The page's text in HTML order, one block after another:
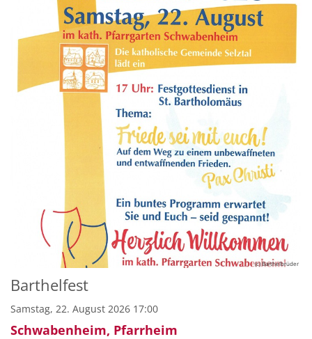
(c) Barthelbrüder
Barthelfest
Samstag, 22. August 2026 17:00
Schwabenheim, Pfarrheim